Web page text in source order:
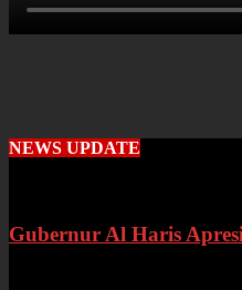
NEWS UPDATE
Gubernur Al Haris